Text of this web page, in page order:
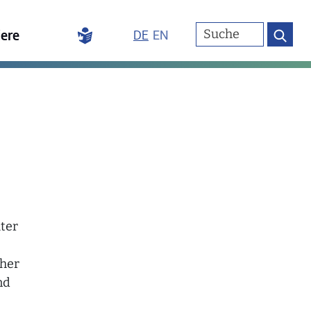
DE EN